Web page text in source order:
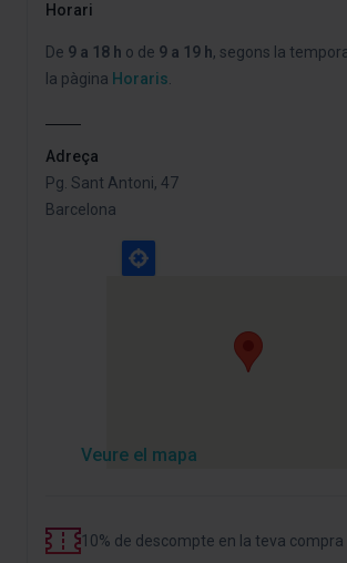
Horari
De 9 a 18 h o de 9 a 19 h, segons la
la pàgina Horaris
Adreça
Pg. Sant Antoni, 47
Barcelona
Veure el mapa
10% de descompte en la teva compra